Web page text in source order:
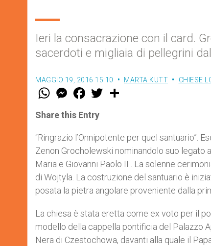
Ieri la consacrazione con il card.
sacerdoti e migliaia di pellegrini
MAGGIO 19, 2016 15:10 MARTA KUTT CHIESE
W
t
s
p
p
M
e
s
e
g
e
r
F
a
e
b
o
k
w
r
Share this Entry
“Ringrazio l’Onnipotente per quel santuario”.
Zenon Grocholewski nominandolo suo legato
Maria e Giovanni Paolo II . La solenne
di Wojtyla. La costruzione del santuario è
posata la pietra angolare proveniente dalla
La chiesa è stata eretta come ex voto per il
modello della cappella pontificia del Palazzo
Nera di Czestochowa, davanti alla quale il